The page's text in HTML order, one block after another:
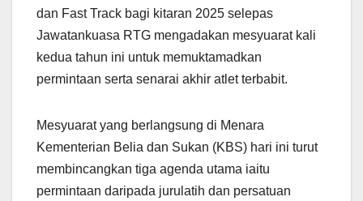
s
A
p
p
gr
a
m
e
b
o
o
e
dan Fast Track bagi kitaran 2025 selepas
Jawatankuasa RTG mengadakan mesyuarat kali
kedua tahun ini untuk memuktamadkan
permintaan serta senarai akhir atlet terbabit.
Mesyuarat yang berlangsung di Menara
Kementerian Belia dan Sukan (KBS) hari ini turut
membincangkan tiga agenda utama iaitu
permintaan daripada jurulatih dan persatuan